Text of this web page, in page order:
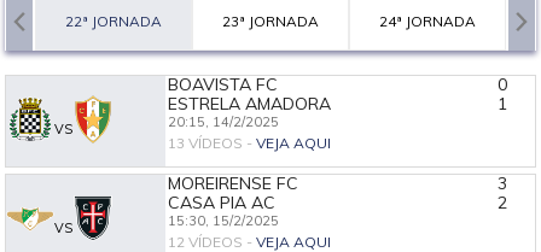
22ª JORNADA 23ª JORNADA 24ª JORNADA
VS
BOAVISTA FC
0
ESTRELA AMADORA
1
20:15, 14/2/2025
13 VÍDEOS - VEJA AQUI
VS
MOREIRENSE FC
3
CASA PIA AC
2
15:30, 15/2/2025
12 VÍDEOS - VEJA AQUI